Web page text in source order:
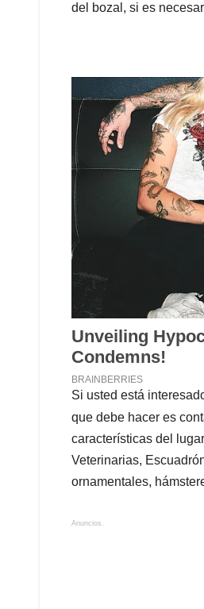
del bozal, si es
Si usted está
que debe hacer es
características del
Veterinarias,
ornamentales,
Anuncios.